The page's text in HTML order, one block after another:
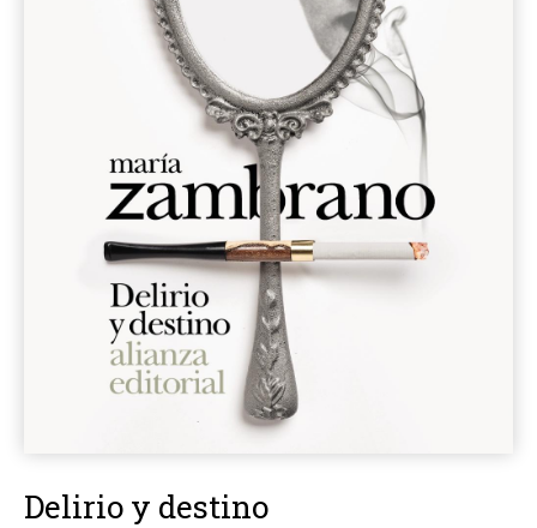
Delirio y destino